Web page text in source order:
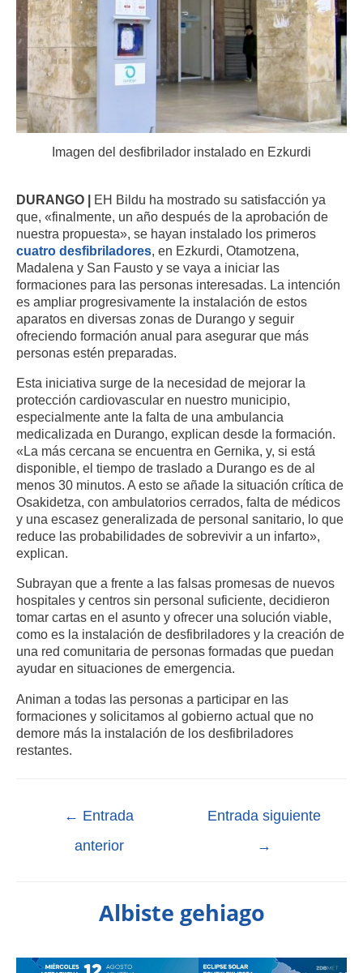
Imagen del desfibrilador instalado en Ezkurdi
DURANGO | EH Bildu ha mostrado su satisfacción ya
que, «finalmente, un año después de la aprobación de
nuestra propuesta», se hayan instalado los primeros
cuatro desfibriladores, en Ezkurdi, Otamotzena,
Madalena y San Fausto y se vaya a iniciar las
formaciones para las personas interesadas. La intención
es ampliar progresivamente la instalación de estos
aparatos en diversas zonas de Durango y seguir
ofreciendo formación anual para asegurar que más
personas estén preparadas.
Esta iniciativa surge de la necesidad de mejorar la
protección cardiovascular en nuestro municipio,
especialmente ante la falta de una ambulancia
medicalizada en Durango, explican desde la formación.
«La más cercana se encuentra en Gernika, y, si está
disponible, el tiempo de traslado a Durango es de al
menos 30 minutos. A esto se añade la situación crítica de
Osakidetza, con ambulatorios cerrados, falta de médicos
y una escasez generalizada de personal sanitario, lo que
reduce las probabilidades de sobrevivir a un infarto»,
explican.
Subrayan que a frente a las falsas promesas de nuevos
hospitales y centros sin personal suficiente, decidieron
tomar cartas en el asunto y ofrecer una solución viable,
como es la instalación de desfibriladores y la creación de
una red comunitaria de personas formadas que puedan
ayudar en situaciones de emergencia.
Animan a todas las personas a participar en las
formaciones y solicitamos al gobierno actual que no
demore más la instalación de los desfibriladores
restantes.
← Entrada
anterior
Entrada siguiente
→
Albiste gehiago